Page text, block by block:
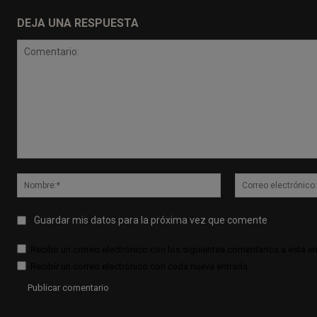
DEJA UNA RESPUESTA
Nombre:*
Guardar mis datos para la próxima vez que comente